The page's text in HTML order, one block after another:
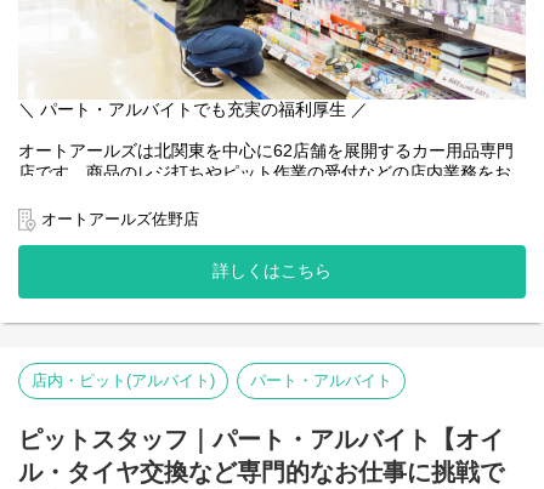
＼ パート・アルバイトでも充実の福利厚生 ／
オートアールズは北関東を中心に62店舗を展開するカー用品専門
店です。商品のレジ打ちやピット作業の受付などの店内業務をお
もオススメ！難しいことはなく、先輩スタッフが一から丁寧に教
えるので未経験者でも安心。
また、ベイシアグループの一員であるオートアールズは福利厚生
も充実！アルバイトでも有給休暇を取得しやすい環境が整ってい
ます♪
オートアールズ佐野店
詳しくはこちら
店内・ピット(アルバイト) パート・アルバイト
ピットスタッフ｜パート・アルバイト【オイ
ル・タイヤ交換など専門的なお仕事に挑戦で